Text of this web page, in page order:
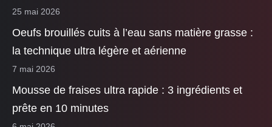
25 mai 2026
Oeufs brouillés cuits à l’eau sans matière grasse :
la technique ultra légère et aérienne
7 mai 2026
Mousse de fraises ultra rapide : 3 ingrédients et
prête en 10 minutes